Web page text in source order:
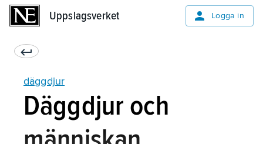
Uppslagsverket Logga in
däggdjur
Däggdjur och